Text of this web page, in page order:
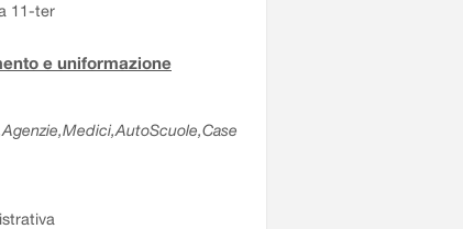
11-ter
e uniformazione